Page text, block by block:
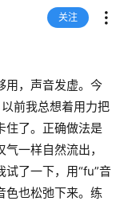
关注
用，声音发虚。今
前我总想着用力把
住了。正确做法是
一样自然流出，
试了一下，用“fu”音
色也松弛下来。练